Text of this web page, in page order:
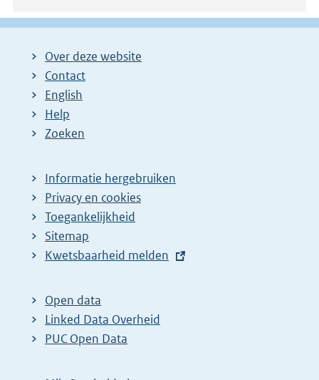
Over deze website
Contact
English
Help
Zoeken
Informatie hergebruiken
Privacy en cookies
Toegankelijkheid
Sitemap
E
t
e
r
Kwetsbaarheid melden
Open data
Linked Data Overheid
PUC Open Data